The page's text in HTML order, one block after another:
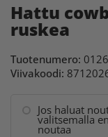
Hattu
ruskea
Tuotenumero:
Viivakoodi:
Jos haluat
valitsemalla
noutaa